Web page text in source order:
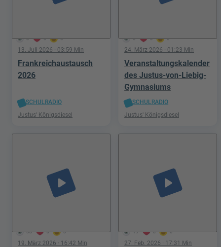
3 0 0
13. Juli 2026 · 03:59 Min
Frankreichaustausch
2026
SCHULRADIO
Justus' Königsdiesel
5 0 0
24. März 2026 · 01:23 Min
Veranstaltungskalender
des Justus-von-Liebig-
Gymnasiums
SCHULRADIO
Justus' Königsdiesel
58 0 0
play_arrow
19. März 2026 · 16:42 Min
19 0 0
play_arrow
27. Feb. 2026 · 17:31 Min